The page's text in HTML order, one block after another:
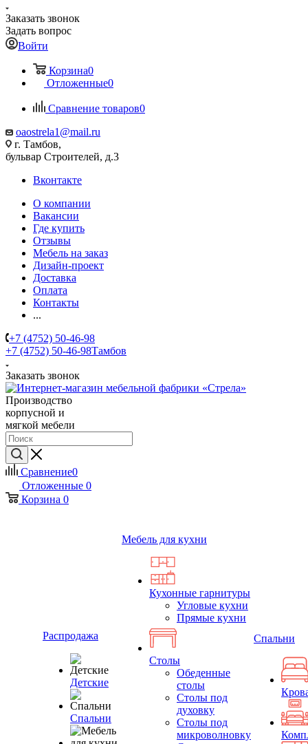
Заказать звонок
Задать вопрос
Войти
Корзина0
Отложенные0
Сравнение товаров0
oaostrela1@mail.ru
г. Тамбов,
бульвар Строителей, д.3
Вконтакте
О компании
Вакансии
Где купить
Отзывы
Мебель на заказ
Дизайн-проект
Доставка
Оплата
Контакты
...
+7 (4752) 50-46-98
+7 (4752) 50-46-98Тамбов
Заказать звонок
Производство
корпусной и
мягкой мебели
Сравнение0
Отложенные 0
Корзина 0
Распродажа
Детские
Спальни
Мебель для кухни
Кухонные гарнитуры
Угловые кухни
Прямые кухни
Столы
Обеденные
столы
Столы под
духовку
Столы под
микроволновку
Спальни